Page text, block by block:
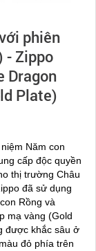
phiên
- Zippo
Dragon
Plate)
Năm con
cấp độc quyền
thị trường Châu
đã sử dụng
Rồng và
mạ vàng (Gold
được khắc sâu ở
đỏ phía trên